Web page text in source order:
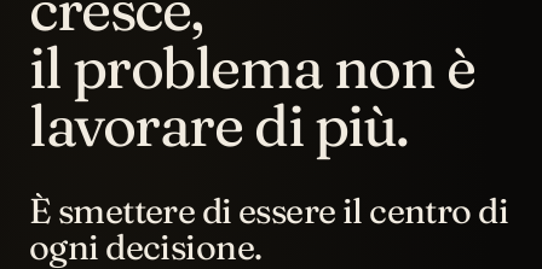
il problema non è
lavorare di più.
È smettere di essere il centro di
ogni decisione.